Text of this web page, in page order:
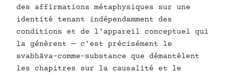
des affirmations métaphysiques sur une
identité tenant indépendamment des
conditions et de l'appareil conceptuel qui
la génèrent — c'est précisément le
svabhāva-comme-substance que démantèlent
les chapitres sur la causalité et le